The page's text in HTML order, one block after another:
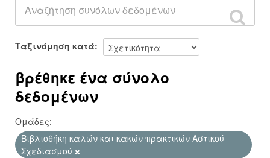
Ταξινόμηση κατά
βρέθηκε ένα σύνολο
δεδομένων
Ομάδες:
Βιβλιοθήκη καλών και κακών πρακτικών Αστικού
Σχεδιασμού